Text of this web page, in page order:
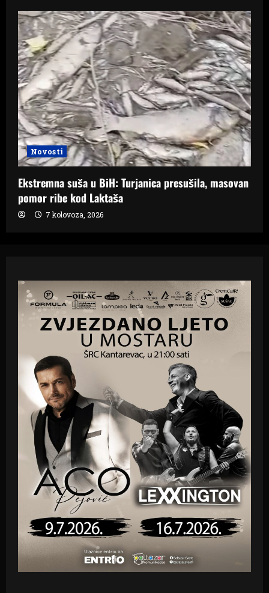
Novosti
Ekstremna suša u BiH: Turjanica presušila, masovan
pomor ribe kod Laktaša
7 kolovoza, 2026